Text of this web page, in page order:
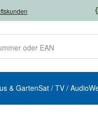
& GartenSat / TV / Audio